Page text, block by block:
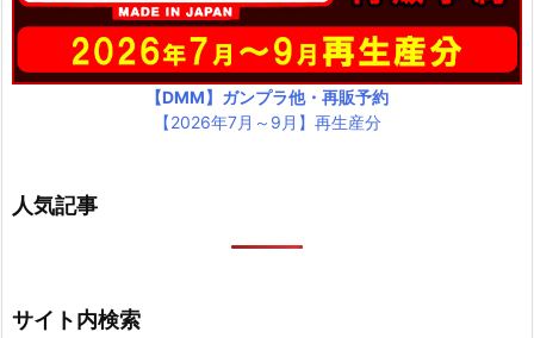
【DMM】ガンプラ他・再販予約
【2026年7月～9月】再生産分
人気記事
サイト内検索